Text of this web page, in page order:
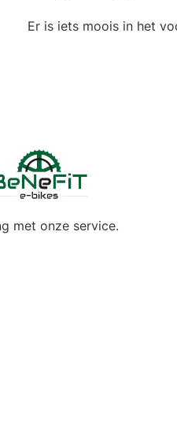
Er is iets moois in het
met onze service.